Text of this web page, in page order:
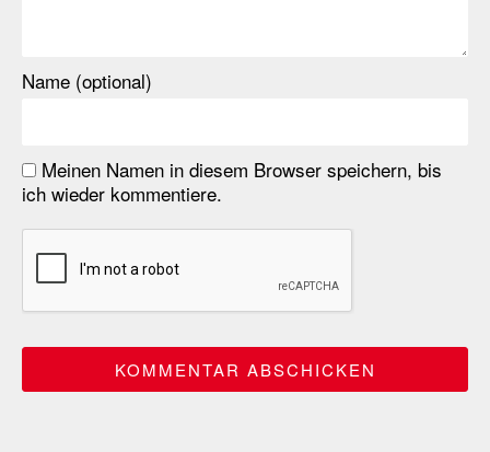
Name (optional)
Meinen Namen in diesem Browser speichern, bis
ich wieder kommentiere.